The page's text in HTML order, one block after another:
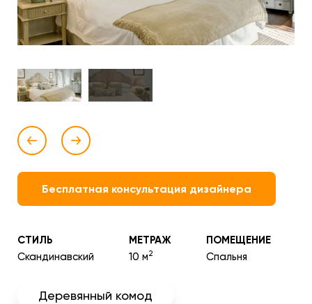
Бесплатная консультация дизайнера
СТИЛЬ
Скандинавский
МЕТРАЖ
10 м2
ПОМЕЩЕНИЕ
Спальня
Деревянный комод